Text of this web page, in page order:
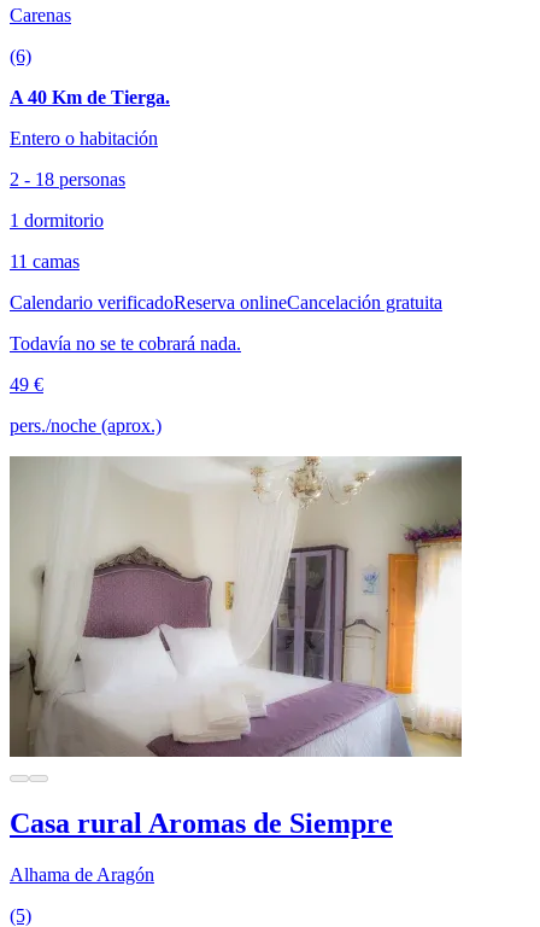
Carenas
(6)
A 40 Km de Tierga.
Entero o habitación
2 - 18 personas
1 dormitorio
11 camas
Calendario verificadoReserva onlineCancelación gratuita
Todavía no se te cobrará nada.
49 €
pers./noche (aprox.)
Casa rural Aromas de Siempre
Alhama de Aragón
(5)